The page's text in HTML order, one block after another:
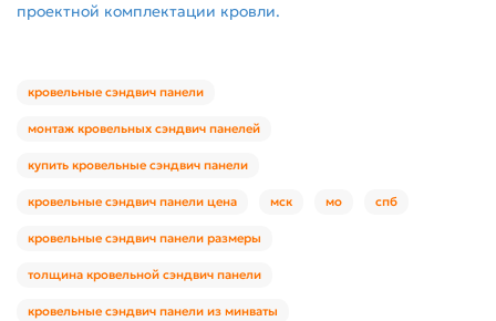
проектной комплектации кровли.
кровельные сэндвич панели
монтаж кровельных сэндвич панелей
купить кровельные сэндвич панели
кровельные сэндвич панели цена мск мо спб
кровельные сэндвич панели размеры
толщина кровельной сэндвич панели
кровельные сэндвич панели из минваты